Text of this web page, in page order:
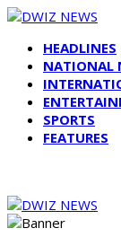
HEADLINES
NATIONAL
SPORTS
FEATURES